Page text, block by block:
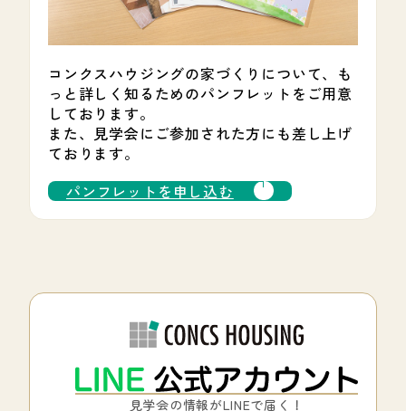
コンクスハウジングの家づくりについて、も
っと詳しく知るためのパンフレットをご用意
しております。
また、見学会にご参加された方にも差し上げ
ております。
パンフレットを申し込む
見学会の情報がLINEで届く！